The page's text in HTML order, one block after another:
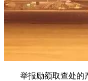
举报励额取查处的产